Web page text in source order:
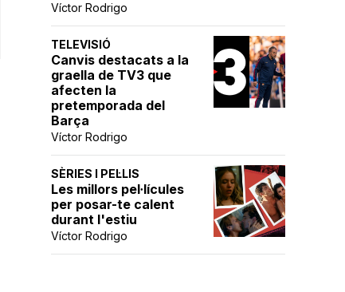
Víctor Rodrigo
TELEVISIÓ
Canvis destacats a la
graella de TV3 que
afecten la
pretemporada del
Barça
Víctor Rodrigo
SÈRIES I PEL·LIS
Les millors pel·lícules
per posar-te calent
durant l'estiu
Víctor Rodrigo